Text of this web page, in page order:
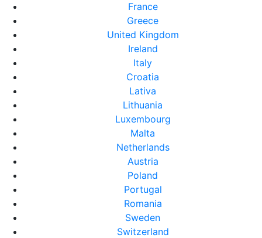
France
Greece
United Kingdom
Ireland
Italy
Croatia
Lativa
Lithuania
Luxembourg
Malta
Netherlands
Austria
Poland
Portugal
Romania
Sweden
Switzerland